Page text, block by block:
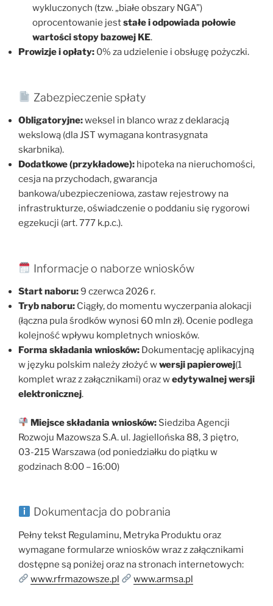
wykluczonych (tzw. „białe obszary NGA”)
oprocentowanie jeststałe i odpowiada połowie
wartości stopy bazowej KE.
Prowizje i opłaty: 0% za udzielenie i obsługę pożyczki.
Zabezpieczenie spłaty
Obligatoryjne:weksel in blanco wraz z deklaracją
wekslową (dla JST wymagana kontrasygnata
skarbnika).
Dodatkowe (przykładowe): hipoteka na nieruchomości,
cesja na przychodach, gwarancja
bankowa/ubezpieczeniowa, zastaw rejestrowy na
infrastrukturze, oświadczenie o poddaniu się rygorowi
egzekucji (art. 777 k.p.c.).
Informacje o naborze wniosków
Start naboru:9 czerwca 2026 r.
Tryb naboru: Ciągły, do momentu wyczerpania alokacji
(łączna pula środków wynosi 60 mln zł). Ocenie podlega
kolejność wpływu kompletnych wniosków.
Forma składania wniosków: Dokumentację aplikacyjną
w języku polskim należy złożyć wwersji papierowej(1
komplet wraz z załącznikami) oraz wedytywalnej wersji
elektronicznej.
Miejsce składania wniosków: Siedziba Agencji
Rozwoju Mazowsza S.A. ul. Jagiellońska 88, 3 piętro,
03-215 Warszawa (od poniedziałku do piątku w
godzinach 8:00 – 16:00)
Dokumentacja do pobrania
Pełny tekst Regulaminu, Metryka Produktu oraz
wymagane formularze wniosków wraz z załącznikami
dostępne są poniżej oraz na stronach internetowych:
www.rfrmazowsze.pl
www.armsa.pl